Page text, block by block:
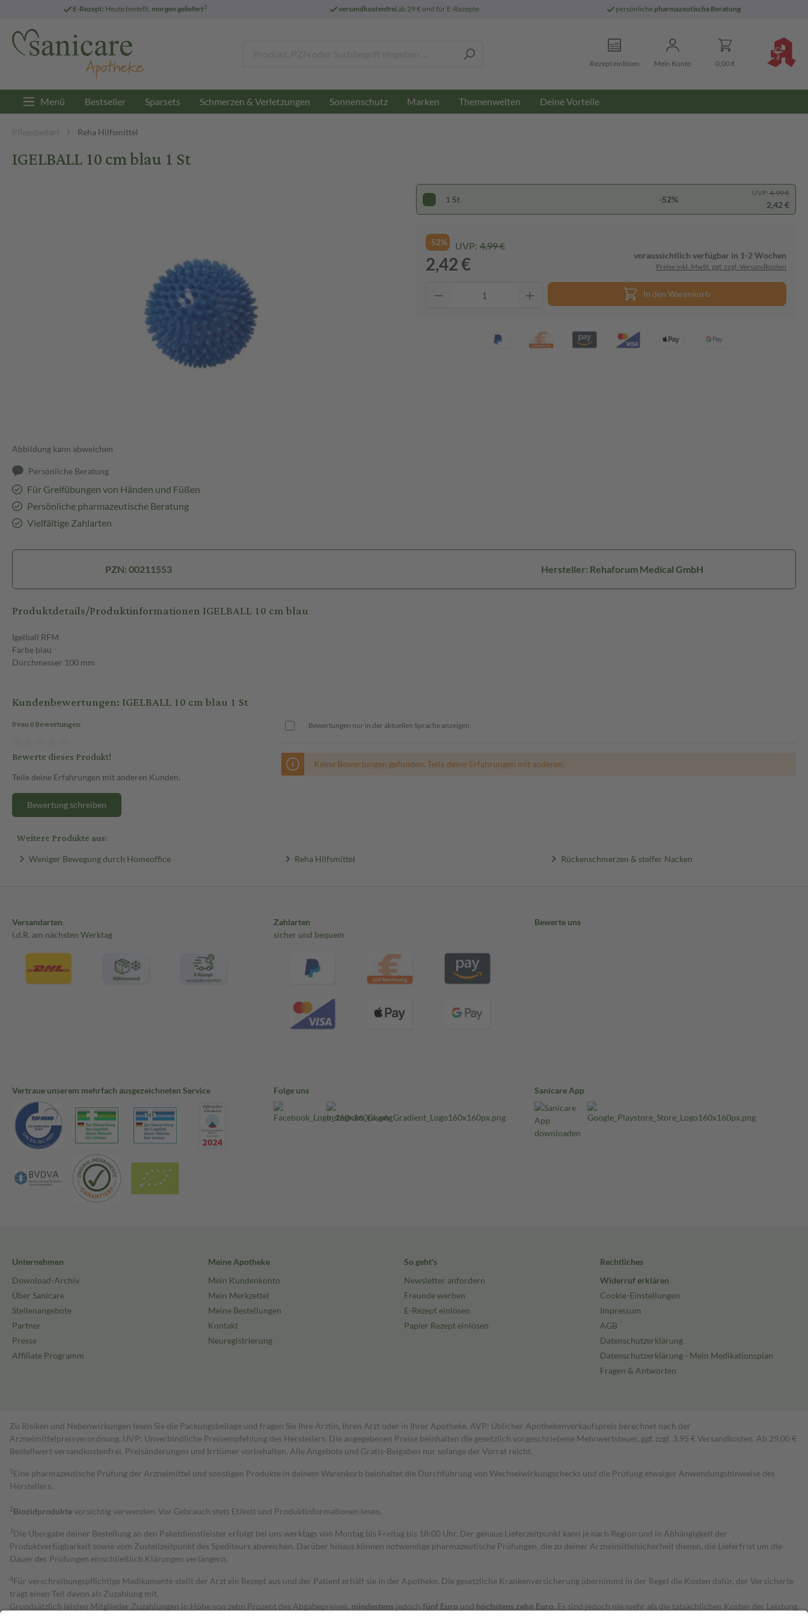
E-Rezept: Heute bestellt, morgen geliefert3 versandkostenfreiab 29 € und für E-Rezepte persönliche pharmazeutische Beratung
Rezept einlösen Mein Konto 0,00 €
Menü Bestseller Sparsets Schmerzen & Verletzungen Sonnenschutz Marken Themenwelten Deine Vorteile
Pflegebedarf Reha Hilfsmittel
IGELBALL 10 cm blau 1 St
Abbildung kann abweichen
Persönliche Beratung
Für Greifübungen von Händen und Füßen
Persönliche pharmazeutische Beratung
Vielfältige Zahlarten
1 St -52%
UVP: 4,99 €
2,42 €
-52% UVP: 4,99 €
2,42 € voraussichtlich verfügbar in 1-2 Wochen
Preise inkl. MwSt. ggf. zzgl. Versandkosten
In den Warenkorb
PZN: 00211553 Hersteller: Rehaforum Medical GmbH
Produktdetails/Produktinformationen IGELBALL 10 cm blau
Igelball RFM
Farbe blau
Durchmesser 100 mm
Kundenbewertungen: IGELBALL 10 cm blau 1 St
0 von 0 Bewertungen
Bewerte dieses Produkt!
Teile deine Erfahrungen mit anderen Kunden.
Bewertung schreiben
Bewertungen nur in der aktuellen Sprache anzeigen.
Keine Bewertungen gefunden. Teile deine Erfahrungen mit anderen.
Weitere Produkte aus:
Weniger Bewegung durch Homeoffice Reha Hilfsmittel Rückenschmerzen & steifer Nacken
Versandarten
i.d.R. am nächsten Werktag
Zahlarten
sicher und bequem
Bewerte uns
Vertraue unserem mehrfach ausgezeichneten Service Folge uns Sanicare App
Unternehmen
Download-Archiv
Über Sanicare
Stellenangebote
Partner
Presse
Affiliate Programm
Meine Apotheke
Mein Kundenkonto
Mein Merkzettel
Meine Bestellungen
Kontakt
Neuregistrierung
So geht's
Newsletter anfordern
Freunde werben
E-Rezept einlösen
Papier Rezept einlösen
Rechtliches
Widerruf erklären
Cookie-Einstellungen
Impressum
AGB
Datenschutzerklärung
Datenschutzerklärung - Mein Medikationsplan
Fragen & Antworten
Zu Risiken und Nebenwirkungen lesen Sie die Packungsbeilage und fragen Sie Ihre Ärztin, Ihren Arzt oder in Ihrer Apotheke. AVP: Üblicher Apothekenverkaufspreis berechnet nach der
Arzneimittelpreisverordnung. UVP: Unverbindliche Preisempfehlung des Herstellers. Die angegebenen Preise beinhalten die gesetzlich vorgeschriebene Mehrwertsteuer, ggf. zzgl. 3,95 € Versandkosten. Ab 29,00 €
Bestell­wert versand­kosten­frei. Preisänderungen und Irrtümer vorbehalten. Alle Angebote und Gratis-Beigaben nur solange der Vorrat reicht.
1 Eine pharmazeutische Prüfung der Arzneimittel und sonstigen Produkte in deinem Warenkorb beinhaltet die Durchführung von Wechselwirkungschecks und die Prüfung etwaiger Anwendungshinweise des
Herstellers.
2Biozidproduktevorsichtig verwenden. Vor Gebrauch stets Etikett und Produktinformationen lesen.
3Die Übergabe deiner Bestellung an den Paketdienstleister erfolgt bei uns werktags von Montag bis Freitag bis 18:00 Uhr. Der genaue Lieferzeitpunkt kann je nach Region und in Abhängigkeit der
Produktverfügbarkeit sowie vom Zustellzeitpunkt des Spediteurs abweichen. Darüber hinaus können notwendige pharmazeutische Prüfungen, die zu deiner Arzneimittelsicherheit dienen, die Lieferfrist um die
Dauer der Prüfungen einschließlich Klärungen verlängern.
4Für verschreibungspflichtige Medikamente stellt der Arzt ein Rezept aus und der Patient erhält sie in der Apotheke. Die gesetzliche Krankenversicherung übernimmt in der Regel die Kosten dafür, der Versicherte
trägt einen Teil davon als Zuzahlung mit.
Grundsätzlich leisten Mitglieder Zuzahlungen in Höhe von zehn Prozent des Abgabepreises, mindestens jedoch fünf Euro und höchstens zehn Euro. Es sind jedoch nie mehr als die tatsächlichen Kosten der Leistung